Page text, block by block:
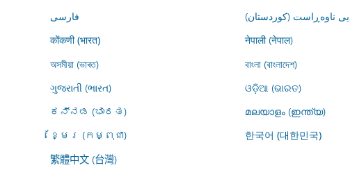
فارسى
ناوەڕاست (کوردستان)
कोंकणी (भारत) नेपाली (नेपाल)
অসমীয়া (ভাৰত) বাংলা (বাংলাদেশ)
ગુજરાતી (ભારત)
ଓଡ଼ିଆ (ଭାରତ)
ಕನ್ನಡ (ಭಾರತ)
മലയാളം (ഇന്ത്യ)
ខ្មែរ (កម្ពុជា)
한국어 (대한민국)
繁體中文 (台灣)